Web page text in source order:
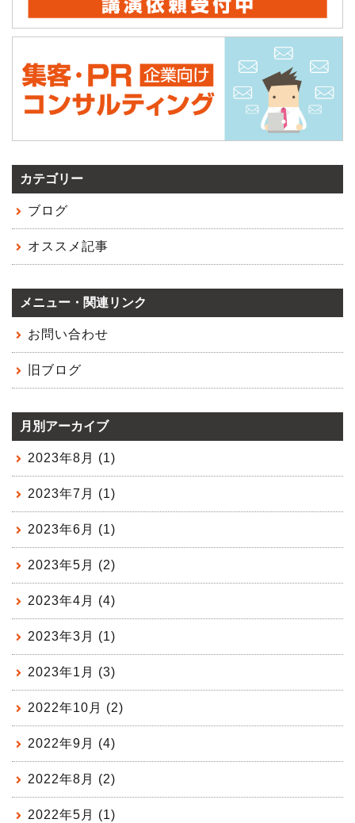
カテゴリー
ブログ
オススメ記事
メニュー・関連リンク
お問い合わせ
旧ブログ
月別アーカイブ
2023年8月 (1)
2023年7月 (1)
2023年6月 (1)
2023年5月 (2)
2023年4月 (4)
2023年3月 (1)
2023年1月 (3)
2022年10月 (2)
2022年9月 (4)
2022年8月 (2)
2022年5月 (1)